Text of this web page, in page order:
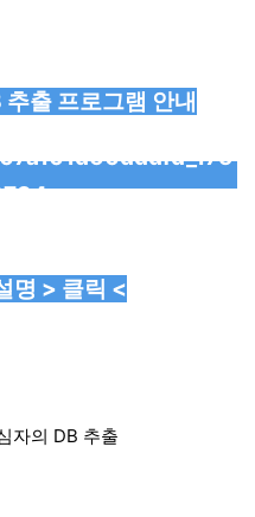
출 프로그램 안내
명 > 클릭 <
자의 DB 추출